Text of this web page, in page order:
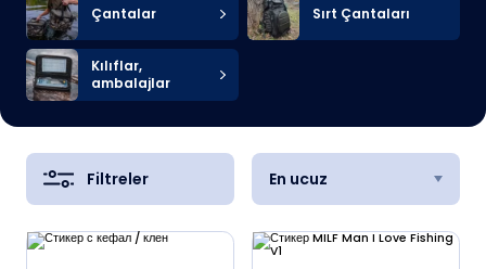
Çantalar Sırt Çantaları
Kılıflar,
ambalajlar
Filtreler En ucuz